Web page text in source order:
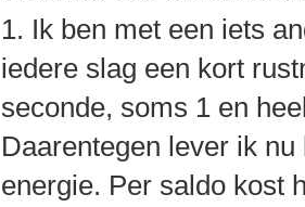
1. Ik ben met een iets
iedere slag een kort
seconde, soms 1 en
Daarentegen lever ik
energie. Per saldo kost